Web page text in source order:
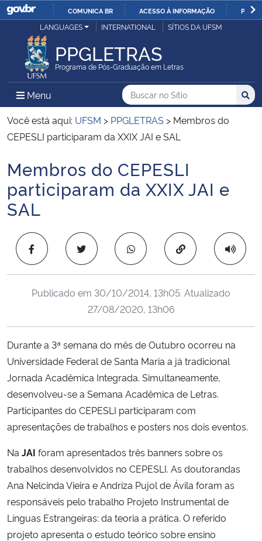
IR
O
COMUNICA BR ACESSO À INFORMAÇÃO
Ministério da Justiça e Segurança Pública
Ministério da Defesa
Ministério das Relações Exteriores
Ministério da Infraestrutura
Ministério da Agricultura, Pecuária e Abastecimento
Ministério da Educação
Ministério da Ciência, Tecnologia, Inovações e Comunicações
Ministério do Meio Ambiente
Ministério do Turismo
Ministério do Desenvolvimento Regional
Controladoria-Geral da União
Ministério da Mulher, da Família e dos Direitos Humanos
LANGUAGES INTERNATIONAL SÍTIOS DA UFSM
PPGLETRAS
Programa de Pós-Graduação em Letras
Menu Menu Principal do Sítio
Busca
Buscar no no Sítio
Busca:
Você está aqui: UFSM > PPGLETRAS > Membros do
CEPESLI participaram da XXIX JAI e SAL
Início do conteúdo
Membros do CEPESLI
participaram da XXIX JAI e
SAL
Copiar para área
Publicado em 30/10/2014, 13h05. Atualizado
27/08/2020, 13h06
Durante a 3ª semana do mês de Outubro ocorreu na
Universidade Federal de Santa Maria a já tradicional
Jornada Acadêmica Integrada. Simultaneamente,
desenvolveu-se a Semana Acadêmica de Letras.
Participantes do CEPESLI participaram com
apresentações de trabalhos e posters nos dois eventos.
Na JAI foram apresentados três banners sobre os
trabalhos desenvolvidos no CEPESLI. As doutorandas
Ana Nelcinda Vieira e Andriza Pujol de Ávila foram as
responsáveis pelo trabalho Projeto Instrumental de
Línguas Estrangeiras: da teoria a prática. O referido
projeto apresenta o estudo teórico sobre ensino